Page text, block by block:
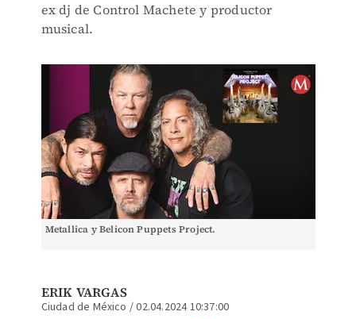
ex dj de Control Machete y productor
musical.
Metallica y Belicon Puppets Project.
ERIK VARGAS
Ciudad de México /02.04.2024 10:37:00